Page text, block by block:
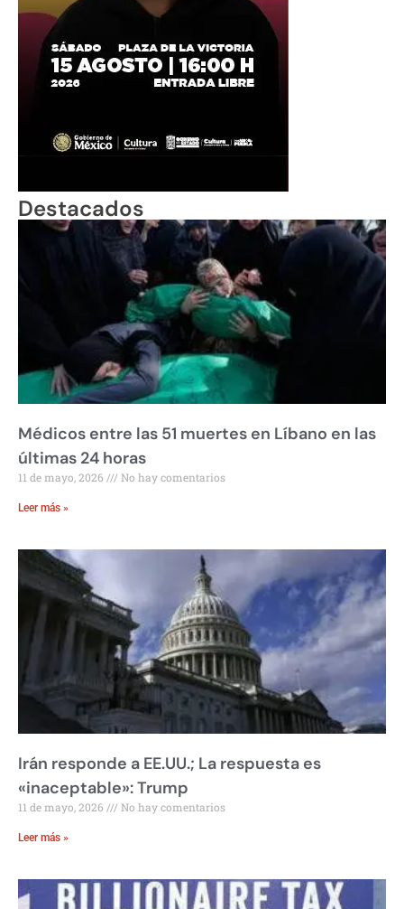
Destacados
Médicos entre las 51 muertes en Líbano en las
últimas 24 horas
11 de mayo, 2026 No hay comentarios
Leer más »
Irán responde a EE.UU.; La respuesta es
«inaceptable»: Trump
11 de mayo, 2026 No hay comentarios
Leer más »